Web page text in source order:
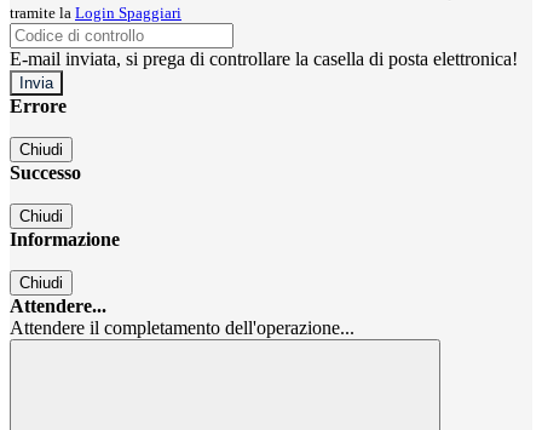
tramite la Login Spaggiari
E-mail inviata, si prega di controllare la casella di posta elettronica!
Errore
Chiudi
Successo
Chiudi
Informazione
Chiudi
Attendere...
Attendere il completamento dell'operazione...